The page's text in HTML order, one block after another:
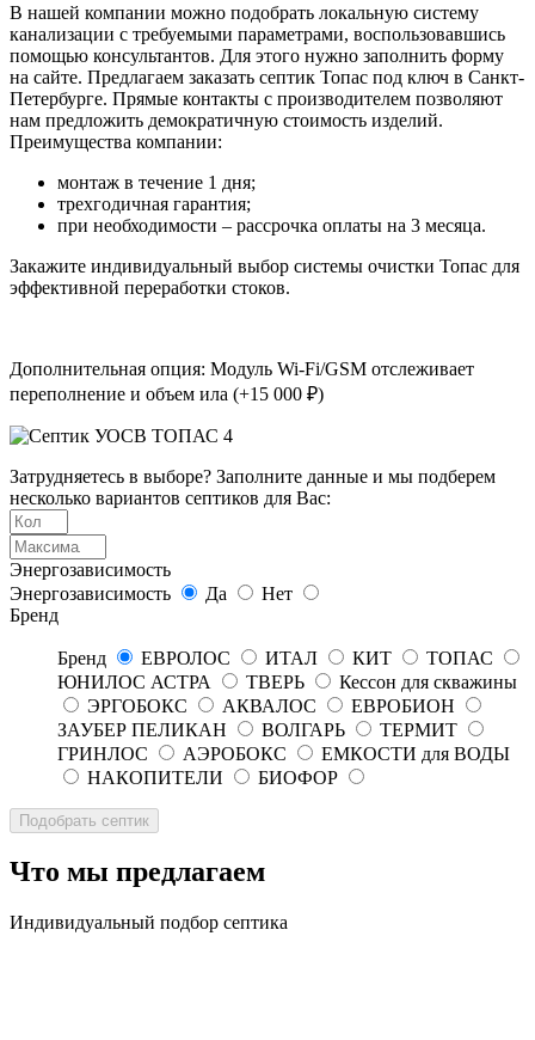
В нашей компании можно подобрать локальную систему
канализации с требуемыми параметрами, воспользовавшись
помощью консультантов. Для этого нужно заполнить форму
на сайте. Предлагаем заказать септик Топас под ключ в Санкт-
Петербурге. Прямые контакты с производителем позволяют
нам предложить демократичную стоимость изделий.
Преимущества компании:
монтаж в течение 1 дня;
трехгодичная гарантия;
при необходимости – рассрочка оплаты на 3 месяца.
Закажите индивидуальный выбор системы очистки Топас для
эффективной переработки стоков.
Дополнительная опция: Модуль Wi-Fi/GSM отслеживает
переполнение и объем ила (+15 000 ₽)
Затрудняетесь в выборе? Заполните данные и мы подберем
несколько вариантов септиков для Вас:
Энергозависимость
Энергозависимость
Да
Нет
Бренд
Бренд ЕВРОЛОС ИТАЛ КИТ
ТОПАС
ЮНИЛОС АСТРА
ТВЕРЬ
Кессон для скважины
ЭРГОБОКС
АКВАЛОС
ЕВРОБИОН
ЗАУБЕР ПЕЛИКАН
ВОЛГАРЬ
ТЕРМИТ
ГРИНЛОС
АЭРОБОКС
ЕМКОСТИ для ВОДЫ
НАКОПИТЕЛИ
БИОФОР
Что мы предлагаем
Индивидуальный подбор септика